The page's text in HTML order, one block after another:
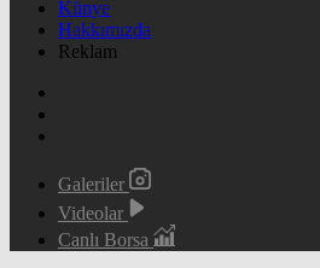
Künye
Hakkımızda
Reklam
Galeriler
Videolar
Canlı Borsa